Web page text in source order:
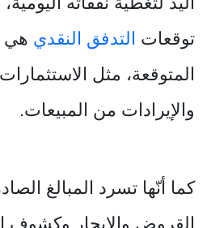
توقعات التدفق النقدي هي
المتوقعة، مثل
والإيرادات من المبيعات.
كما أنّها تسرد المبالغ
القروض والإيجار وكشوف